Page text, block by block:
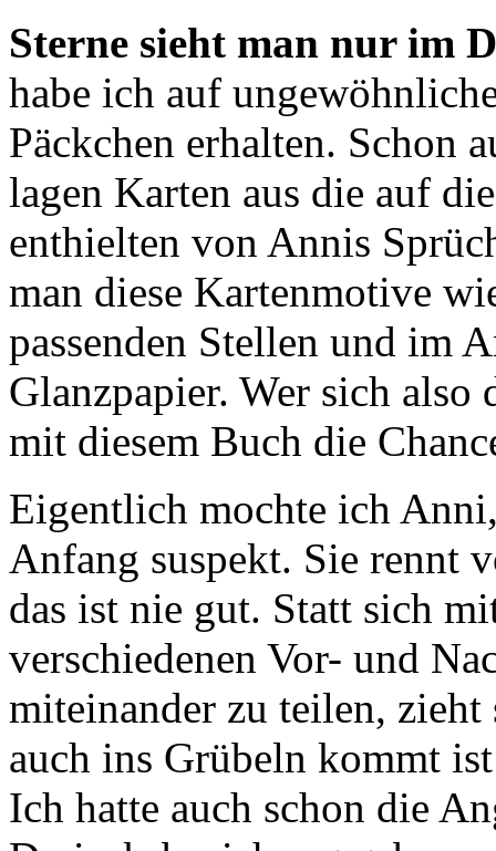
Sterne sieht man nur im
habe ich auf
Päckchen erhalten. Schon
lagen Karten aus die auf
enthielten von Annis
man diese Kartenmotive
passenden Stellen und im
Glanzpapier. Wer sich
mit diesem Buch die
Eigentlich mochte ich
Anfang suspekt. Sie rennt
das ist nie gut. Statt sich
verschiedenen Vor- und
miteinander zu teilen,
auch ins Grübeln kommt
Ich hatte auch schon die